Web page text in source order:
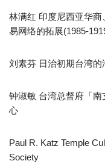
林满红 印度尼西亚华
易网络的拓展(1985-
刘素芬 日治初期台湾的
钟淑敏 台湾总督府「
心
Paul R. Katz Temple
Society